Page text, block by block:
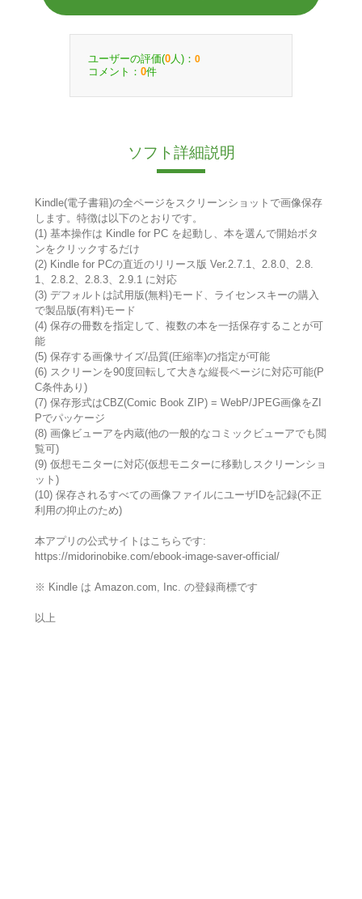
ユーザーの評価(0 人)： 0
コメント： 0件
ソフト詳細説明
Kindle(電子書籍)の全ページをスクリーンショットで画像保存
します。特徴は以下のとおりです。
(1) 基本操作は Kindle for PC を起動し、本を選んで開始ボタ
ンをクリックするだけ
(2) Kindle for PCの直近のリリース版 Ver.2.7.1、2.8.0、2.8.
1、2.8.2、2.8.3、2.9.1 に対応
(3) デフォルトは試用版(無料)モード、ライセンスキーの購入
で製品版(有料)モード
(4) 保存の冊数を指定して、複数の本を一括保存することが可
能
(5) 保存する画像サイズ/品質(圧縮率)の指定が可能
(6) スクリーンを90度回転して大きな縦長ページに対応可能(P
C条件あり)
(7) 保存形式はCBZ(Comic Book ZIP) = WebP/JPEG画像をZI
Pでパッケージ
(8) 画像ビューアを内蔵(他の一般的なコミックビューアでも閲
覧可)
(9) 仮想モニターに対応(仮想モニターに移動しスクリーンショ
ット)
(10) 保存されるすべての画像ファイルにユーザIDを記録(不正
利用の抑止のため)
本アプリの公式サイトはこちらです:
https://midorinobike.com/ebook-image-saver-official/
※ Kindle は Amazon.com, Inc. の登録商標です
以上